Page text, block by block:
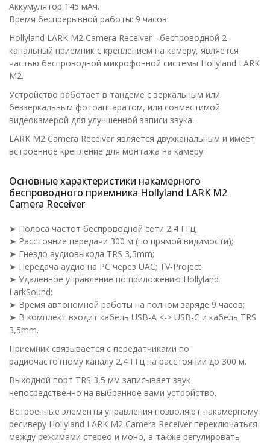
Аккумулятор 145 мАч.
Время беспрерывной работы: 9 часов.
Hollyland LARK M2 Camera Receiver - беспроводной 2-
канальный приемник с креплением на камеру, является
частью беспроводной микрофонной системы Hollyland LARK
M2.
Устройство работает в тандеме с зеркальным или
беззеркальным фотоаппаратом, или совместимой
видеокамерой для улучшенной записи звука.
LARK M2 Camera Receiver является двухканальным и имеет
встроенное крепление для монтажа на камеру.
Основные характеристики накамерного
беспроводного приемника Hollyland LARK M2
Camera Receiver
➤ Полоса частот беспроводной сети 2,4 ГГц;
➤ Расстояние передачи 300 м (по прямой видимости);
➤ Гнездо аудиовыхода TRS 3,5mm;
➤ Передача аудио на PC через UAC; TV-Project
➤ Удаленное управление по приложению Hollyland
LarkSound;
➤ Время автономной работы на полном заряде 9 часов;
➤ В комплект входит кабель USB-A <-> USB-C и кабель TRS
3,5mm.
Приемник связывается с передатчиками по
радиочастотному каналу 2,4 ГГц на расстоянии до 300 м.
Выходной порт TRS 3,5 мм записывает звук
непосредственно на выбранное вами устройство.
Встроенные элементы управления позволяют накамерному
ресиверу Hollyland LARK M2 Camera Receiver переключаться
между режимами стерео и моно, а также регулировать